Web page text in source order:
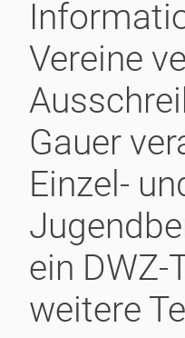
Vereine
Gauer
Einzel-
ein DWZ-
weitere